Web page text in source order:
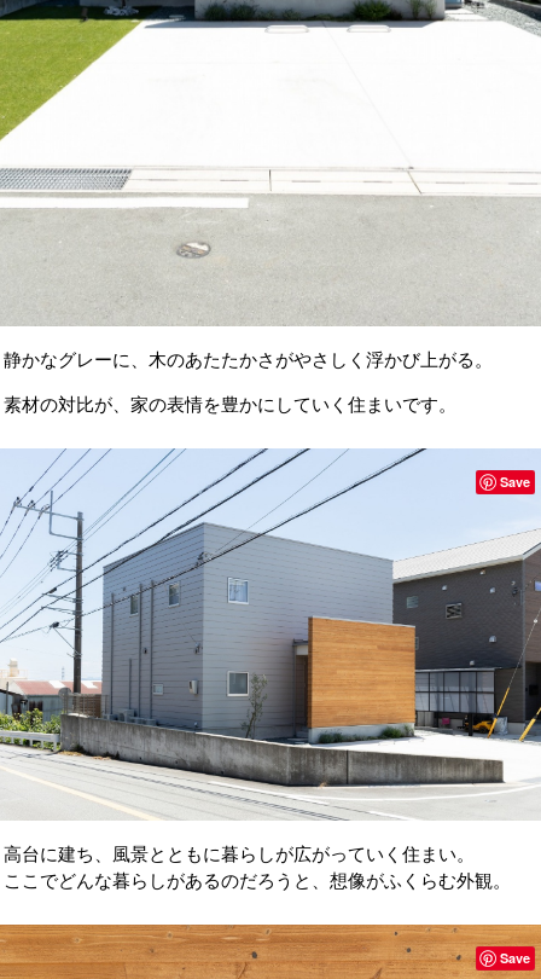
静かなグレーに、木のあたたかさがやさしく浮かび上がる。
素材の対比が、家の表情を豊かにしていく住まいです。
高台に建ち、風景とともに暮らしが広がっていく住まい。
ここでどんな暮らしがあるのだろうと、想像がふくらむ外観。
Save
Save